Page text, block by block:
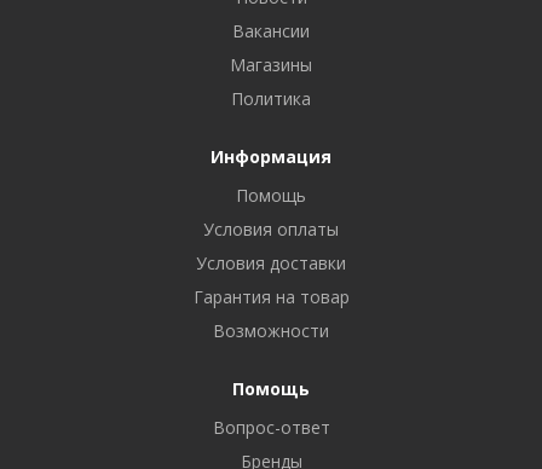
Вакансии
Магазины
Политика
Информация
Помощь
Условия оплаты
Условия доставки
Гарантия на товар
Возможности
Помощь
Вопрос-ответ
Бренды